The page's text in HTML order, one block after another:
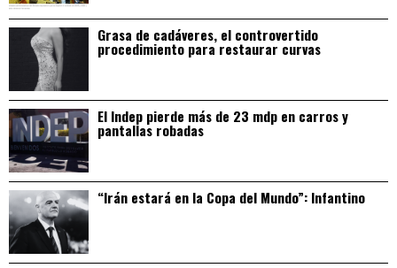
Grasa de cadáveres, el controvertido
procedimiento para restaurar curvas
El Indep pierde más de 23 mdp en carros y
pantallas robadas
“Irán estará en la Copa del Mundo”: Infantino